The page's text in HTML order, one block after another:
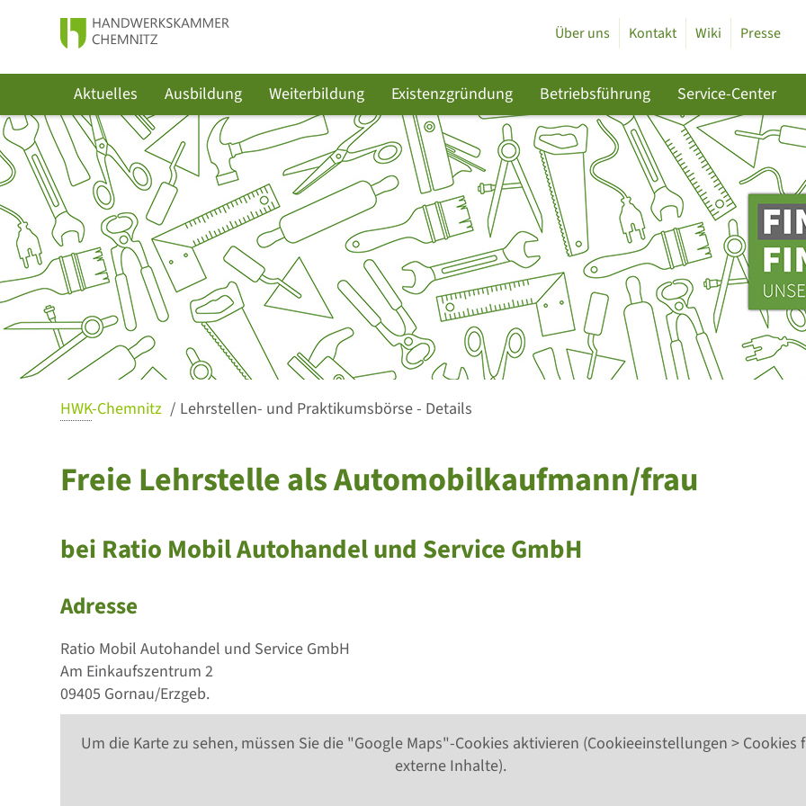
Über uns Kontakt Wiki Presse
Aktuelles Ausbildung Weiterbildung Existenzgründung Betriebsführung Service-Center
HWK-Chemnitz Lehrstellen- und Praktikumsbörse - Details
Freie Lehrstelle als Automobilkaufmann/frau
bei Ratio Mobil Autohandel und Service GmbH
Adresse
Ratio Mobil Autohandel und Service GmbH
Am Einkaufszentrum 2
09405 Gornau/Erzgeb.
Um die Karte zu sehen, müssen Sie die "Google Maps"-Cookies aktivieren (Cookieeinstellungen > Cookies
externe Inhalte).